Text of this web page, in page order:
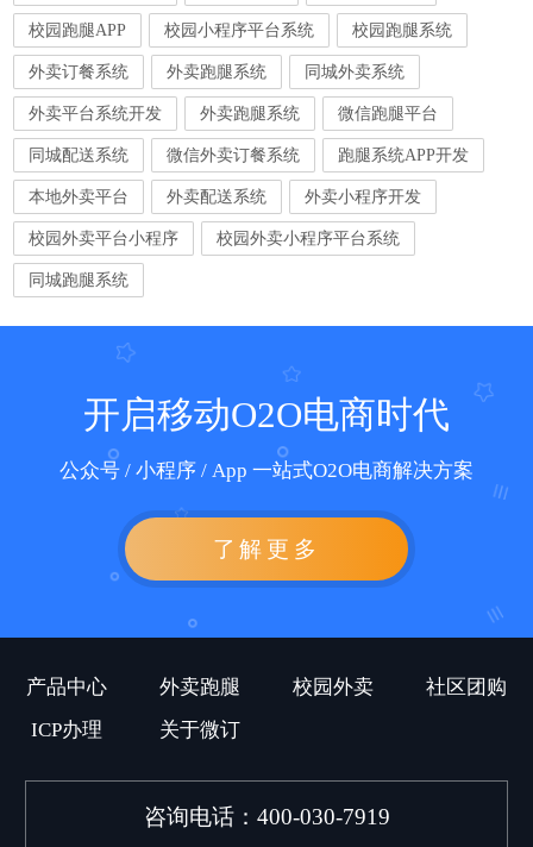
校园跑腿APP 校园小程序平台系统 校园跑腿系统
外卖订餐系统 外卖跑腿系统 同城外卖系统
外卖平台系统开发 外卖跑腿系统 微信跑腿平台
同城配送系统 微信外卖订餐系统 跑腿系统APP开发
本地外卖平台 外卖配送系统 外卖小程序开发
校园外卖平台小程序 校园外卖小程序平台系统
同城跑腿系统
开启移动O2O电商时代
公众号 / 小程序 / App 一站式O2O电商解决方案
了解更多
产品中心 外卖跑腿 校园外卖
社区团购
ICP办理
关于微订
咨询电话：400-030-7919